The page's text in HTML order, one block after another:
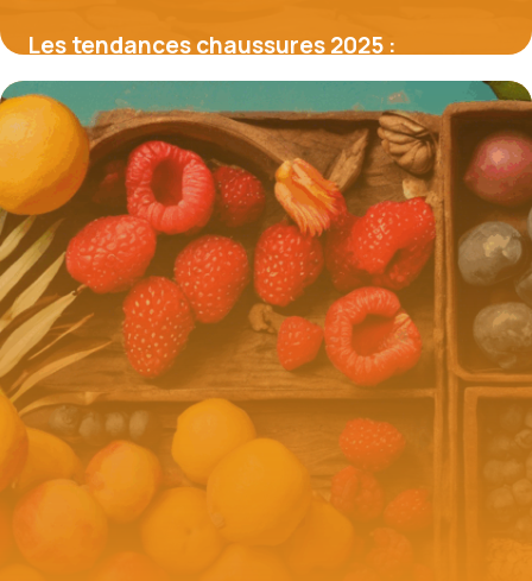
Les tendances chaussures 2025 :
comment profiter des meilleurs codes
promo du moment
16 juin 2026